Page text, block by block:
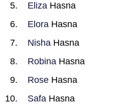
Eliza Hasna
Elora Hasna
Nisha Hasna
Robina Hasna
Rose Hasna
Safa Hasna